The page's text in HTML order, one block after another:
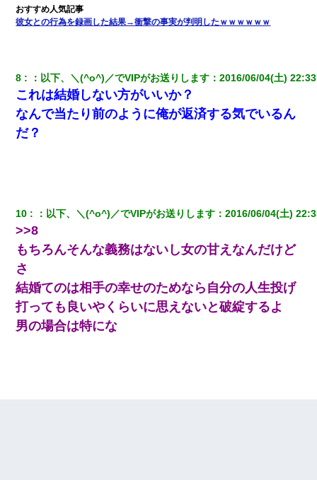
三年働いてたパートを突然クビになった。しかし元職場の主要取
引先のトップが母方の叔父だったので…
童貞俺、宅飲みした女友達2人を家に泊めた結果ｗｗｗｗｗｗ
裁判官「お互いに最後に言いたいことはありますか」バカ夫
夫に癌の余命宣告。その闘病中に長女から信じられない言葉を受
けた
私（23）冗談のつもりで上司（27）に胸を揉ませた結果・・・
ケーキバイキングにいた単独の50くらいのオッサン、強烈だっ
彼女との行為を録画した結果→衝撃の事実が判明したｗｗｗｗｗｗ
8 ： 以下、＼(^o^)／でVIPがお送りします ：2016/06/04(土)
これは結婚しない方がいいか？
なんで当たり前のように俺が返済する気でいるん
だ？
10 ： 以下、＼(^o^)／でVIPがお送りします ：2016/06/04(土)
>>8
もちろんそんな義務はないし女の甘えなんだけど
さ
結婚てのは相手の幸せのためなら自分の人生投げ
打っても良いやくらいに思えないと破綻するよ
男の場合は特にな